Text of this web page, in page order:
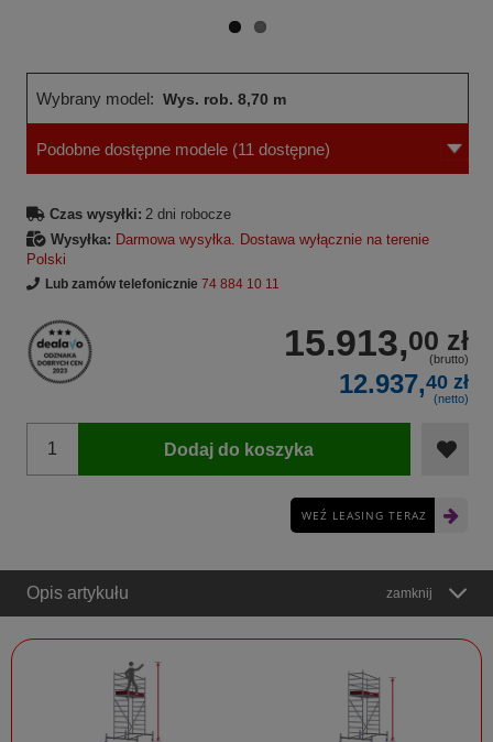
Wybrany model: Wys. rob. 8,70 m
Podobne dostępne modele (11 dostępne)
Czas wysyłki: 2 dni robocze
Wysyłka: Darmowa wysyłka. Dostawa wyłącznie na terenie
Polski
Lub zamów telefonicznie 74 884 10 11
15.913,00 zł
(brutto)
12.937,40 zł
(netto)
Dodaj do koszyka
WEŹ LEASING TERAZ
Opis artykułu zamknij